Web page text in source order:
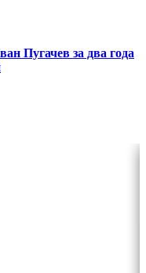
Пугачев за два года